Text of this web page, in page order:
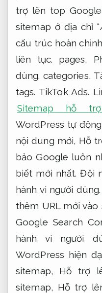
trợ lên top
sitemap ở địa chỉ
cấu trúc hoàn
liên tục. pages,
dùng. categories,
tags. TikTok Ads.
Sitemap hỗ
WordPress tự
nội dung mới, Hỗ
bảo Google luôn
biết mới nhất.Đội
hành vi người dùng.
thêm URL mới
Google Search
hành vi người
WordPress hiện
sitemap, Hỗ trợ
sitemap, Hỗ trợ